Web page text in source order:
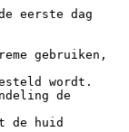
eerste dag
gebruiken,
wordt.
de
de huid